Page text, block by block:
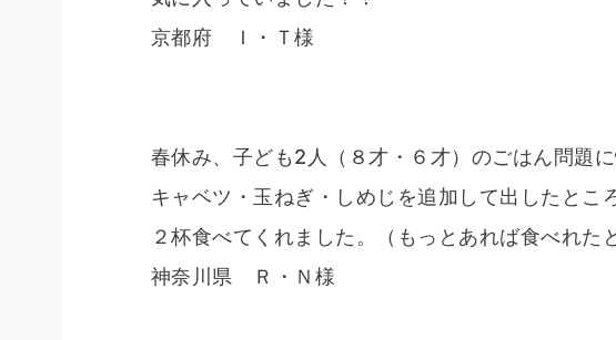
京都府 Ｉ・Ｔ様
春休み、子ども2人（８才・６才）のごはん問題
キャベツ・玉ねぎ・しめじを追加して出したとこ
２杯食べてくれました。（もっとあれば食べれた
神奈川県 Ｒ・Ｎ様